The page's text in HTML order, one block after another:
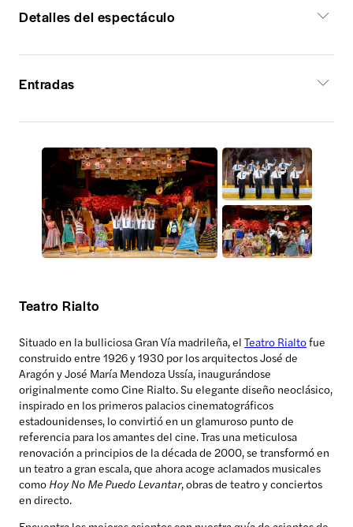
Detalles del espectáculo
Entradas
Teatro Rialto
Situado en la bulliciosa Gran Vía madrileña, el Teatro Rialtofue
construido entre 1926 y 1930 por los arquitectos José de
Aragón y José María Mendoza Ussía, inaugurándose
originalmente como Cine Rialto. Su elegante diseño neoclásico,
inspirado en los primeros palacios cinematográficos
estadounidenses, lo convirtió en un glamuroso punto de
referencia para los amantes del cine. Tras una meticulosa
renovación a principios de la década de 2000, se transformó en
un teatro a gran escala, que ahora acoge aclamados musicales
como Hoy No Me Puedo Levantar, obras de teatro y conciertos
en directo.